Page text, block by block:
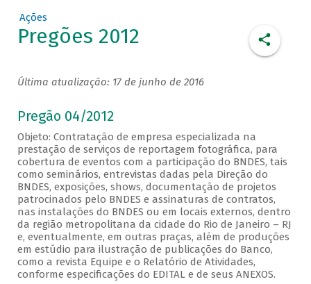
Ações
Pregões 2012
Última atualização: 17 de junho de 2016
Pregão 04/2012
Objeto: Contratação de empresa especializada na
prestação de serviços de reportagem fotográfica, para
cobertura de eventos com a participação do BNDES, tais
como seminários, entrevistas dadas pela Direção do
BNDES, exposições, shows, documentação de projetos
patrocinados pelo BNDES e assinaturas de contratos,
nas instalações do BNDES ou em locais externos, dentro
da região metropolitana da cidade do Rio de Janeiro – RJ
e, eventualmente, em outras praças, além de produções
em estúdio para ilustração de publicações do Banco,
como a revista Equipe e o Relatório de Atividades,
conforme especificações do EDITAL e de seus ANEXOS.